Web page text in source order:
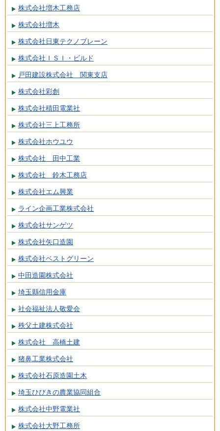
株式会社増木工務店
株式会社増木
株式会社日東テクノブレーン
株式会社ＩＳＩ・ビルド
戸田建設株式会社 関東支店
株式会社彩創
株式会社積田電業社
株式会社三上工務所
株式会社ホウユウ
株式会社 田中工業
株式会社 鈴木工務店
株式会社エム興業
ライン企画工業株式会社
株式会社サンゲツ
株式会社矢口造園
株式会社ベストグリーン
中田造園株式会社
埼玉縣信用金庫
社会福祉法人敬愛会
秩父土建株式会社
株式会社 高橋土建
猪鼻工業株式会社
株式会社石原造園土木
埼玉ひびきの農業協同組合
株式会社中野電業社
株式会社大野工務所